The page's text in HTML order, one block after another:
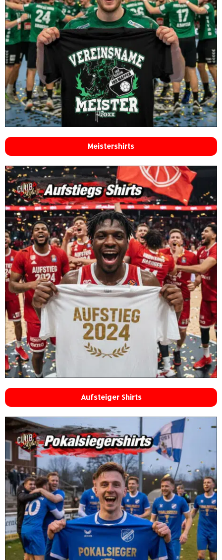
Meistershirts
Aufsteiger Shirts